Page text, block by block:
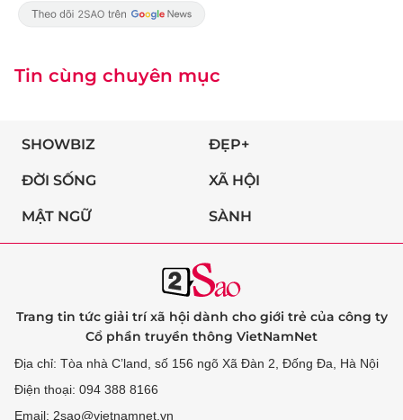
Tin cùng chuyên mục
SHOWBIZ ĐẸP+
ĐỜI SỐNG XÃ HỘI
MẬT NGỮ SÀNH
Trang tin tức giải trí xã hội dành cho giới trẻ của công ty
Cổ phần truyền thông VietNamNet
Địa chỉ: Tòa nhà C’land, số 156 ngõ Xã Đàn 2, Đống Đa, Hà Nội
Điện thoại: 094 388 8166
Email: 2sao@vietnamnet.vn